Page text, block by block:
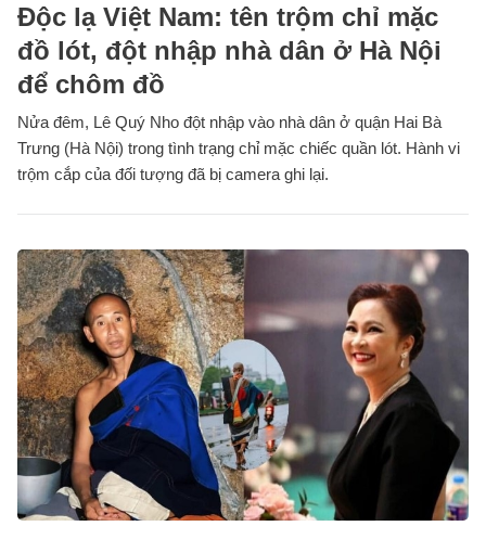
Độc lạ Việt Nam: tên trộm chỉ mặc
đồ lót, đột nhập nhà dân ở Hà Nội
để chôm đồ
Nửa đêm, Lê Quý Nho đột nhập vào nhà dân ở quận Hai Bà
Trưng (Hà Nội) trong tình trạng chỉ mặc chiếc quần lót. Hành vi
trộm cắp của đối tượng đã bị camera ghi lại.